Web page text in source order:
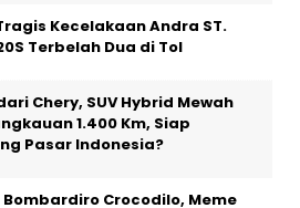
Kecelakaan Andra ST.
Terbelah Dua di Tol
Chery, SUV Hybrid Mewah
1.400 Km, Siap
Pasar Indonesia?
Bombardiro Crocodilo, Meme